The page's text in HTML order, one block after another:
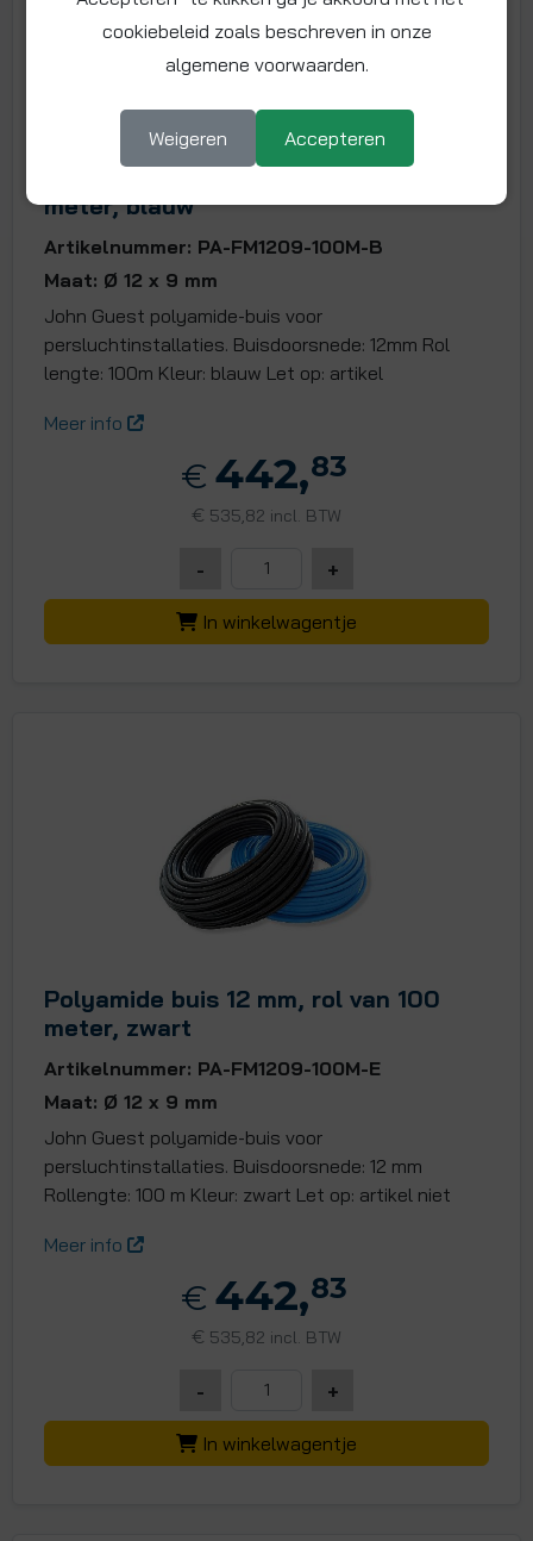
Polyamide buis 12 mm, rol van 100
meter, blauw
Artikelnummer: PA-FM1209-100M-B
Maat: Ø 12 x 9 mm
John Guest polyamide-buis voor
persluchtinstallaties. Buisdoorsnede: 12mm Rol
lengte: 100m Kleur: blauw Let op: artikel
Meer info
€ 442,83
€ 535,82 incl. BTW
- +
In winkelwagentje
Polyamide buis 12 mm, rol van 100
meter, zwart
Artikelnummer: PA-FM1209-100M-E
Maat: Ø 12 x 9 mm
John Guest polyamide-buis voor
persluchtinstallaties. Buisdoorsnede: 12 mm
Rollengte: 100 m Kleur: zwart Let op: artikel niet
Meer info
€ 442,83
€ 535,82 incl. BTW
- +
In winkelwagentje
cookiebeleid zoals beschreven in onze
algemene voorwaarden.
Weigeren Accepteren